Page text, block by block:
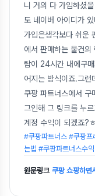
니 거의 다 가입하셨
도 네이버 아이디가
가입은생각보다 쉬운
에서 판매하는 물건
람이 24시간 내에구
어지는 방식이죠.그
쿠팡 파트너스에서 구
그인해 그 링크를 누
계정 수익이 되겠죠?
#쿠팡파트너스 #쿠팡
는법 #쿠팡파트너스수
원문링크 쿠팡 쇼핑하면